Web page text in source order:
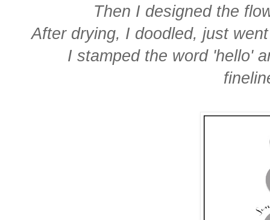
Then I designed the
After drying, I doodled, just
I stamped the word 'hello'